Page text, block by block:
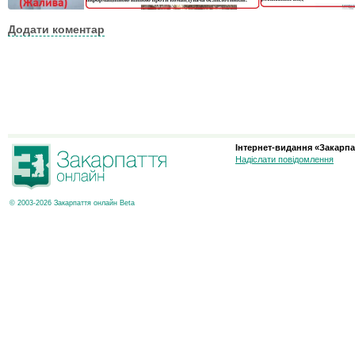
Додати коментар
© 2003-2026 Закарпаття онлайн Beta
Інтернет-видання
Надіслати повідомлення